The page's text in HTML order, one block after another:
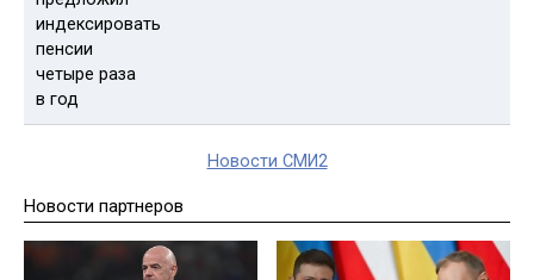
Новости СМИ2
Новости партнеров